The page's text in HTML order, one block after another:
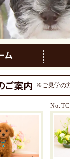
※ご見学の